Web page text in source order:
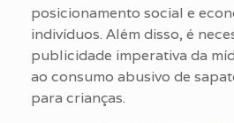
posicionamento social e
indivíduos. Além disso, é
publicidade imperativa da
ao consumo abusivo de
para crianças.